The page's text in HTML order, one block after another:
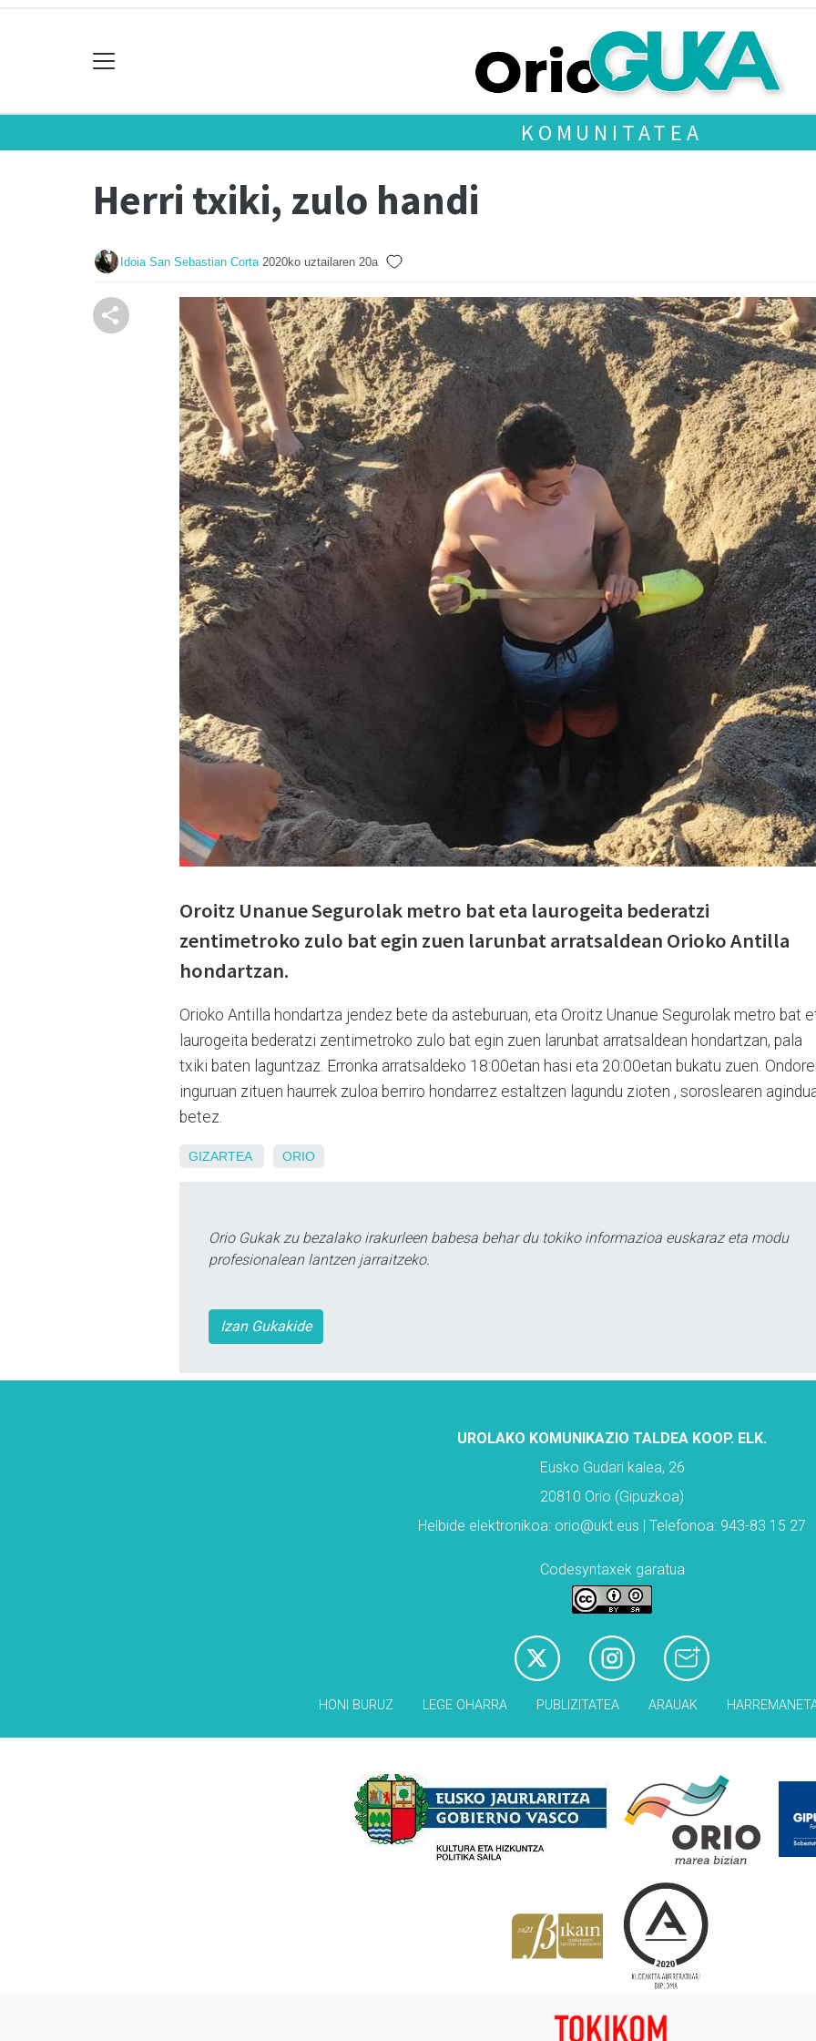
KOMUNITATEA
Herri txiki, zulo handi
Idoia San Sebastian Corta 2020ko uztailaren 20a
Oroitz Unanue Segurolak metro bat eta laurogeita bederatzi
zentimetroko zulo bat egin zuen larunbat arratsaldean Orioko Antilla
hondartzan.
Orioko Antilla hondartza jendez bete da asteburuan, eta Oroitz Unanue Segurolak metro bat
laurogeita bederatzi zentimetroko zulo bat egin zuen larunbat arratsaldean hondartzan, pala
txiki baten laguntzaz. Erronka arratsaldeko 18:00etan hasi eta 20:00etan bukatu zuen.
inguruan zituen haurrek zuloa berriro hondarrez estaltzen lagundu zioten , soroslearen
betez.
GIZARTEA ORIO
Orio Gukak zu bezalako irakurleen babesa behar du tokiko informazioa euskaraz eta modu
profesionalean lantzen jarraitzeko.
Izan Gukakide
UROLAKO KOMUNIKAZIO TALDEA KOOP. ELK.
Eusko Gudari kalea, 26
20810 Orio (Gipuzkoa)
Helbide elektronikoa: orio@ukt.eus | Telefonoa: 943-83 15 27
Codesyntaxek garatua
HONI BURUZ LEGE OHARRA PUBLIZITATEA ARAUAK